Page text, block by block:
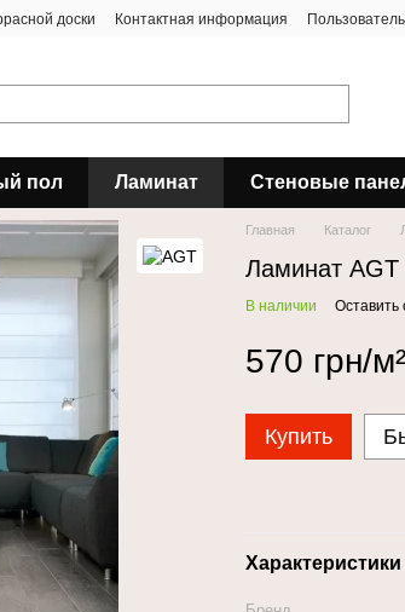
доски Контактная информация
пол Ламинат Стеновые
Главная Каталог
Ламинат
В наличии Оставить
570 грн/м²
Купить
Характеристики